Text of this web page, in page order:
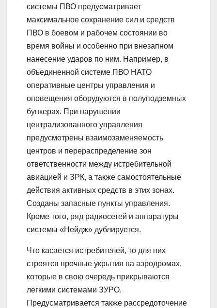
системы ПВО предусматривает
максимальное сохранение сил и средств
ПВО в боевом и рабочем состоянии во
время войны и особенно при внезапном
нанесение ударов по ним. Например, в
объединенной системе ПВО НАТО
оперативные центры управления и
оповещения оборудуются в полуподземных
бункерах. При нарушении
централизованного управления
предусмотрены взаимозаменяемость
центров и перераспределение зон
ответственности между истребительной
авиацией и ЗРК, а также самостоятельные
действия активных средств в этих зонах.
Созданы запасные пункты управления.
Кроме того, ряд радиосетей и аппаратуры
системы «Нейдж» дублируется.
Что касается истребителей, то для них
строятся прочные укрытия на аэродромах,
которые в свою очередь прикрываются
легкими системами ЗУРО.
Предусматривается также рассредоточение